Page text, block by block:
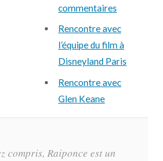
commentaires
Rencontre avec
l’équipe du film à
Disneyland Paris
Rencontre avec
Glen Keane
compris, Raiponce est un